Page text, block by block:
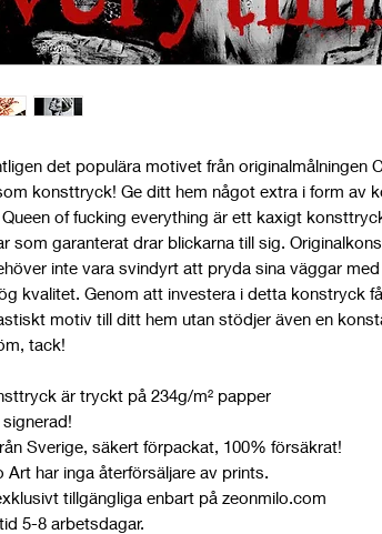
det populära motivet från originalmålningen
konsttryck! Ge ditt hem något extra i form av
of fucking everything är ett kaxigt
som garanterat drar blickarna till sig.
inte vara svindyrt att pryda sina väggar
kvalitet. Genom att investera i detta konstryck
motiv till ditt hem utan stödjer även en
tack!
är tryckt på 234g/m² papper
signerad!
Sverige, säkert förpackat, 100% försäkrat!
Art har inga återförsäljare av prints.
tillgängliga enbart på zeonmilo.com
5-8 arbetsdagar.